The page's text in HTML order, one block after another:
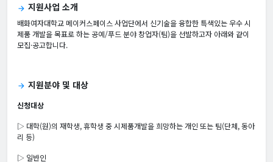
arrow_forward 지원사업 소개
배화여자대학교 메이커스페이스 사업단에서 신기술을 융합한 특색있는 우수 시
제품 개발을 목표로 하는 공예/푸드 분야 창업자(팀)을 선발하고자 아래와 같이
모집·공고합니다.
arrow_forward 지원분야 및 대상
신청대상
▷ 대학(원)의 재학생, 휴학생 중 시제품개발을 희망하는 개인 또는 팀(단체, 동아
리 등)
▷ 일반인